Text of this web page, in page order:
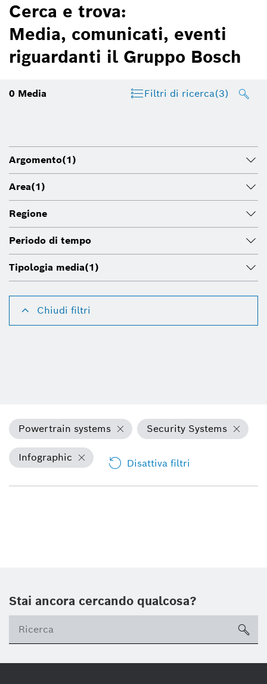
Cerca e trova:
Media, comunicati, eventi
riguardanti il Gruppo Bosch
0 Media Filtri di ricerca(3)
Argomento(1)
Area(1)
Regione
Periodo di tempo
Tipologia media(1)
Chiudi filtri
Powertrain systems Security Systems
Infographic Disattiva filtri
Stai ancora cercando qualcosa?